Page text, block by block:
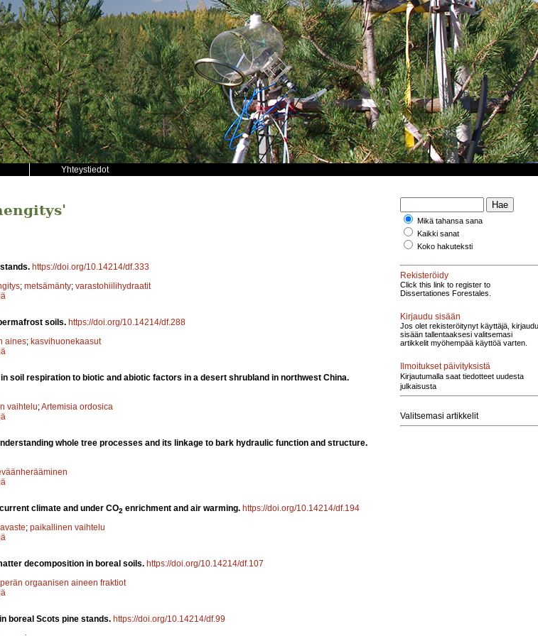
Yhteystiedot
https://doi.org/10.14214/df.333
; metsämänty; varastohiilihydraatit
soils. https://doi.org/10.14214/df.288
aines; kasvihuonekaasut
soil respiration to biotic and abiotic factors in a desert shrubland in northwest China.
vaihtelu;Artemisia ordosica
whole tree processes and its linkage to bark hydraulic function and structure.
climate and under CO2 enrichment and air warming. https://doi.org/10.14214/df.194
; paikallinen vaihtelu
decomposition in boreal soils. https://doi.org/10.14214/df.107
orgaanisen aineen fraktiot
boreal Scots pine stands. https://doi.org/10.14214/df.99
Mikä tahansa sana
Kaikki sanat
Koko hakuteksti
Rekisteröidy
Click this link to register to
Dissertationes Forestales.
Kirjaudu sisään
Jos olet rekisteröitynyt käyttäjä, kirjaudu
sisään tallentaaksesi valitsemasi
artikkelit myöhempää käyttöä varten.
Ilmoitukset päivityksistä
Kirjautumalla saat tiedotteet uudesta
julkaisusta
Valitsemasi artikkelit